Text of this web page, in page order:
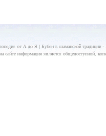
от А до Я | Бубен в шаманской традиции
сайте информация является общедоступной,